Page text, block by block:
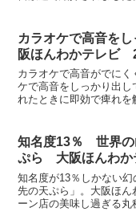
カラオケで高音を
阪ほんわかテレビ
カラオケで高音がでに
ケで高音をしっかり出
れたときに即効で痺れを
知名度13％ 世界の
ぷら 大阪ほんわ
知名度が13％しかない
先の天ぷら」。大阪ほん
ーン店の美味し過ぎる丸